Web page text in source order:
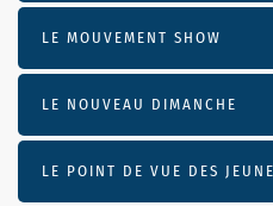
LE MOUVEMENT SHOW
LE NOUVEAU DIMANCHE
LE POINT DE VUE DES